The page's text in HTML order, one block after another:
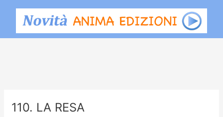
110. LA RESA